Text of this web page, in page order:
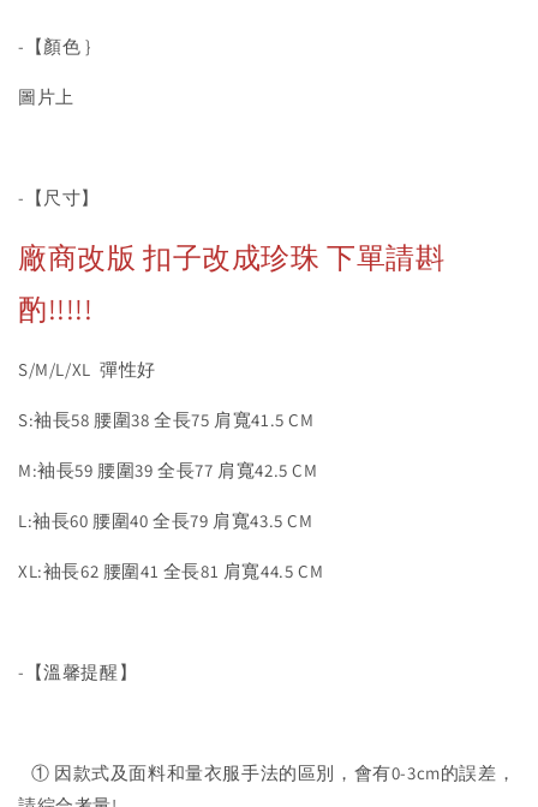
-【顏色 }
圖片上
-【尺寸】
廠商改版 扣子改成珍珠 下單請斟
酌!!!!!
S/M/L/XL 彈性好
S:袖長58 腰圍38 全長75 肩寬41.5 CM
M:袖長59 腰圍39 全長77 肩寬42.5 CM
L:袖長60 腰圍40 全長79 肩寬43.5 CM
XL:袖長62 腰圍41 全長81 肩寬44.5 CM
-【溫馨提醒】
① 因款式及面料和量衣服手法的區別，會有0-3cm的誤差，